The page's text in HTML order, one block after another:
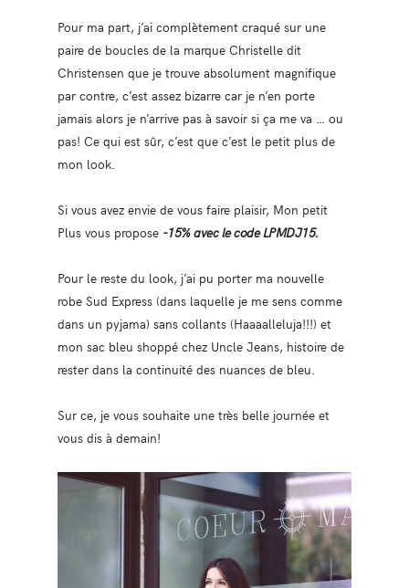
Pour ma part, j’ai complètement craqué sur une
paire de boucles de la marque Christelle dit
Christensen que je trouve absolument magnifique
par contre, c’est assez bizarre car je n’en porte
jamais alors je n’arrive pas à savoir si ça me va … ou
pas! Ce qui est sûr, c’est que c’est le petit plus de
mon look.
Si vous avez envie de vous faire plaisir, Mon petit
Plus vous propose -15% avec le code LPMDJ15.
Pour le reste du look, j’ai pu porter ma nouvelle
robe Sud Express (dans laquelle je me sens comme
dans un pyjama) sans collants (Haaaalleluja!!!) et
mon sac bleu shoppé chez Uncle Jeans, histoire de
rester dans la continuité des nuances de bleu.
Sur ce, je vous souhaite une très belle journée et
vous dis à demain!